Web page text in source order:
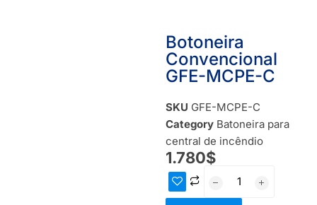
Botoneira
Convencional
GFE-MCPE-C
SKU GFE-MCPE-C
Category Batoneira para
central de incêndio
1.780$